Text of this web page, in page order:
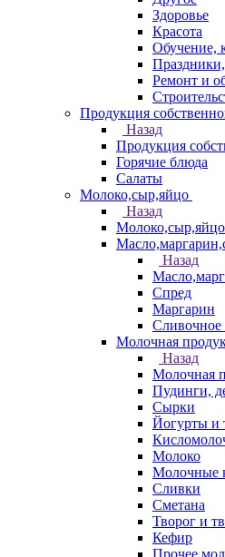
Здоровье
Красота
Обучение,
Ремонт и
Продукция
Назад
Продукция
Горячие блюда
Салаты
Молоко,сыр,яйцо
Назад
Молоко,сыр,яйцо
Назад
Спред
Маргарин
Сливочное
Молочная
Назад
Молочная
Пудинги,
Сырки
Йогурты и
Молоко
Молочные
Сливки
Сметана
Творог и
Кефир
Прочее